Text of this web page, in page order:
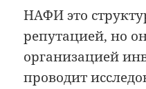
НАФИ это
репутацией, но
организацией
проводит